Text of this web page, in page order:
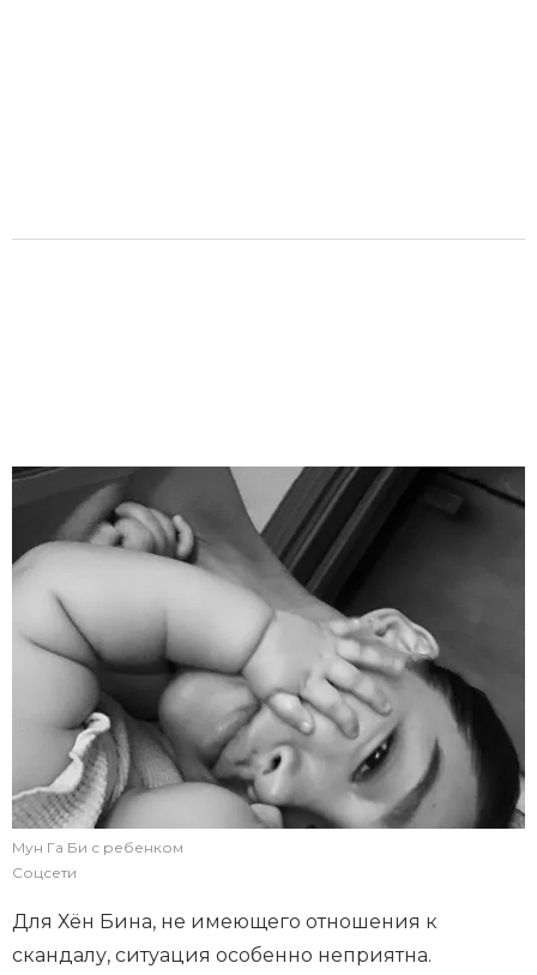
Мун Га Би с ребенком
Соцсети
Для Хён Бина, не имеющего отношения к
скандалу, ситуация особенно неприятна.